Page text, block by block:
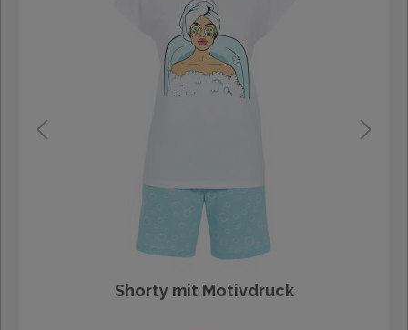
Shorty mit Motivdruck